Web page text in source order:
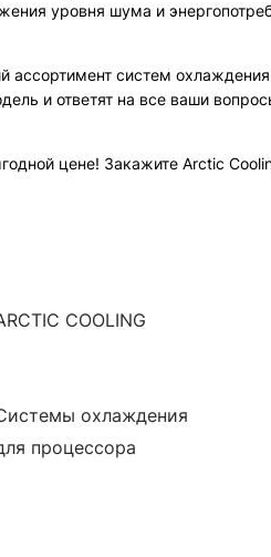
уровня шума и
систем
и ответят на все ваши
цене! Закажите Arctic
COOLING
охлаждения
процессора